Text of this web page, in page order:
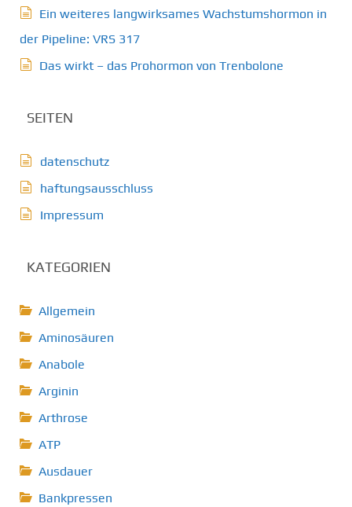
Ein weiteres langwirksames Wachstumshormon in
der Pipeline: VRS 317
Das wirkt – das Prohormon von Trenbolone
SEITEN
datenschutz
haftungsausschluss
Impressum
KATEGORIEN
Allgemein
Aminosäuren
Anabole
Arginin
Arthrose
ATP
Ausdauer
Bankpressen